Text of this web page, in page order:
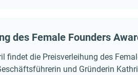
des Female Founders
findet die Preisverleihung des
und Gründerin